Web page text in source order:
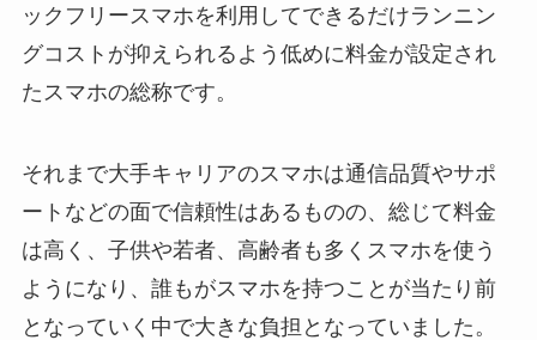
ックフリースマホを利用してできるだけランニン
グコストが抑えられるよう低めに料金が設定され
たスマホの総称です。
それまで大手キャリアのスマホは通信品質やサポ
ートなどの面で信頼性はあるものの、総じて料金
は高く、子供や若者、高齢者も多くスマホを使う
ようになり、誰もがスマホを持つことが当たり前
となっていく中で大きな負担となっていました。